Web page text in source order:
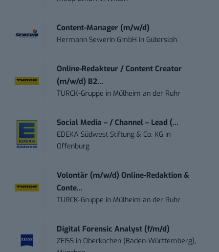
Content-Manager (m/w/d)
Hermann Sewerin GmbH in Gütersloh
Online-Redakteur / Content Creator
(m/w/d) B2...
TURCK-Gruppe in Mülheim an der Ruhr
Social Media – / Channel – Lead (...
EDEKA Südwest Stiftung & Co. KG in
Offenburg
Volontär (m/w/d) Online-Redaktion &
Conte...
TURCK-Gruppe in Mülheim an der Ruhr
Digital Forensic Analyst (f/m/d)
ZEISS in Oberkochen (Baden-Württemberg),